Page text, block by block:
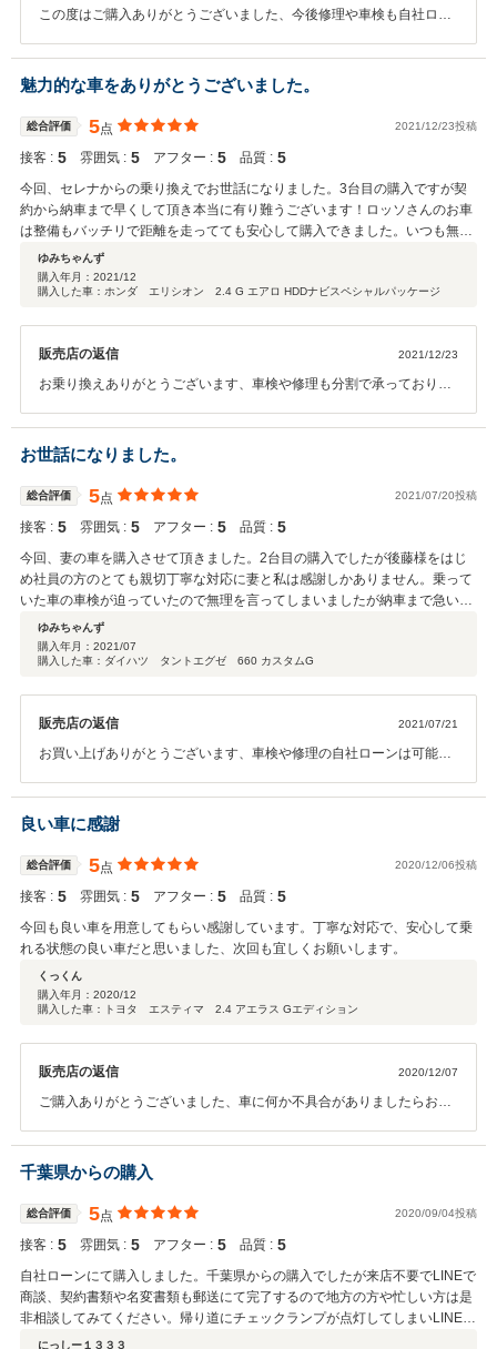
この度はご購入ありがとうございました、今後修理や車検も自社ロー
乗り換え保証もご利用いただければ幸いです今後ともよろしくお願い
します。
魅力的な車をありがとうございました。
総合評価 5点 2021/12/23投稿
接客 : 5 雰囲気 : 5 アフター : 5 品質 : 5
今回、セレナからの乗り換えでお世話になりました。3台目の購入ですが契
約から納車まで早くして頂き本当に有り難うございます！ロッソさんのお車
は整備もバッチリで距離を走ってても安心して購入できました。いつも無理
を言ってしまいますが社長様をはじめ社員の方々の温かい対応に感謝しかあ
りません。本当にありがとうございました。ロッソさんの自社ローンはとて
もわかりやすくお客様目線で色々と相談出来るので是非おすすめします！納
た！
ゆみちゃんず
購入年月： 2021/12
購入した車：ホンダ エリシオン 2.4 G エアロ HDDナビスペシャルパッケージ
販売店の返信 2021/12/23
お乗り換えありがとうございます、車検や修理も分割で承っておりま
います今後ともよろしくお願いいたします。
お世話になりました。
総合評価 5点 2021/07/20投稿
接客 : 5 雰囲気 : 5 アフター : 5 品質 : 5
今回、妻の車を購入させて頂きました。2台目の購入でしたが後藤様をはじ
め社員の方のとても親切丁寧な対応に妻と私は感謝しかありません。乗って
いた車の車検が迫っていたので無理を言ってしまいましたが納車まで急いで
対応して頂き本当にありがとうございました。帰り道の高速も快適に乗れま
した。ROSSOさんはお客様の立場になってとても親切丁寧な対応して頂け
るので是非おすすめです。本当にありがとうございました。
ゆみちゃんず
購入年月： 2021/07
購入した車：ダイハツ タントエグゼ 660 カスタムG
販売店の返信 2021/07/21
お買い上げありがとうございます、車検や修理の自社ローンは可能で
たします。
良い車に感謝
総合評価 5点 2020/12/06投稿
接客 : 5 雰囲気 : 5 アフター : 5 品質 : 5
今回も良い車を用意してもらい感謝しています。丁寧な対応で、安心して乗
れる状態の良い車だと思いました、次回も宜しくお願いします。
くっくん
購入年月： 2020/12
購入した車：トヨタ エスティマ 2.4 アエラス Gエディション
販売店の返信 2020/12/07
ご購入ありがとうございました、車に何か不具合がありましたらお気
換え保証もお付けしましたので何かありましたらお乗り換えも大丈夫
です、今後ともよろしくお願いいたします。
千葉県からの購入
総合評価 5点 2020/09/04投稿
接客 : 5 雰囲気 : 5 アフター : 5 品質 : 5
自社ローンにて購入しました。千葉県からの購入でしたが来店不要でLINEで
商談、契約書類や名変書類も郵送にて完了するので地方の方や忙しい方は是
非相談してみてください。帰り道にチェックランプが点灯してしまいLINEし
たら即折返しで電話をくれて初期トラブルなので対応してくれるとの事でし
にっしー１３３３